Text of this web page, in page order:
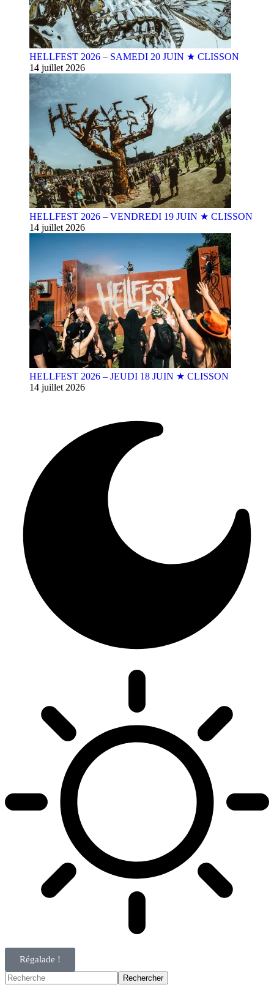
HELLFEST 2026 – SAMEDI 20 JUIN ★ CLISSON
14 juillet 2026
HELLFEST 2026 – VENDREDI 19 JUIN ★ CLISSON
14 juillet 2026
HELLFEST 2026 – JEUDI 18 JUIN ★ CLISSON
14 juillet 2026
Régalade !